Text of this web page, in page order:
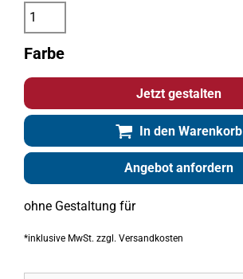
Farbe
Jetzt gestalten
In den Warenkorb
ohne Gestaltung für
*inklusive MwSt. zzgl. Versandkosten
Angebot anfordern